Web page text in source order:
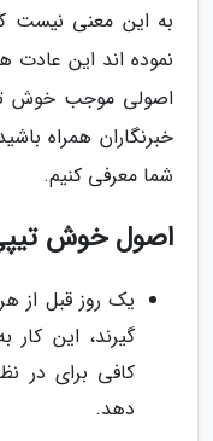
به این معنی نیست
نموده اند این عادت
اصولی موجب خوش
خبرنگاران همراه
شما معرفی کنیم.
اصول خوش
یک روز قبل از
گیرند، این
کافی برای در
دهد.